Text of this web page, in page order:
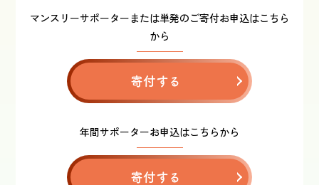
マンスリーサポーターまたは単発のご寄付お申込はこちら
から
寄付する
年間サポーターお申込はこちらから
寄付する